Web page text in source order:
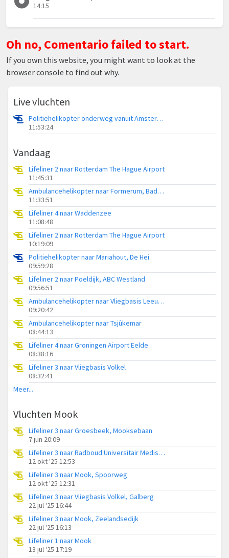
14:15
Oh no, Comentario failed to start.
If you own this website, you might want to look at the
browser console to find out why.
Live vluchten
Politiehelikopter onderweg vanuit Amsterdam Vliegveld Schiphol
11:53:24
Vandaag
Lifeliner 2 naar Rotterdam The Hague Airport
11:45:31
Ambulancehelikopter naar Formerum, Badweg Formerum
11:33:51
Lifeliner 4 naar Waddenzee
11:08:48
Lifeliner 2 naar Rotterdam The Hague Airport
10:19:09
Politiehelikopter naar Mariahout, De Hei
09:59:28
Lifeliner 2 naar Poeldijk, ABC Westland
09:56:51
Ambulancehelikopter naar Vliegbasis Leeuwarden
09:20:42
Ambulancehelikopter naar Tsjûkemar
08:44:13
Lifeliner 4 naar Groningen Airport Eelde
08:38:16
Lifeliner 3 naar Vliegbasis Volkel
08:32:41
Meer...
Vluchten Mook
Lifeliner 3 naar Groesbeek, Mooksebaan
7 jun 20:09
Lifeliner 3 naar Radboud Universitair Medisch Centrum, Everdineweerd
12 okt '25 12:53
Lifeliner 3 naar Mook, Spoorweg
12 okt '25 12:31
Lifeliner 3 naar Vliegbasis Volkel, Galberg
22 jul '25 16:44
Lifeliner 3 naar Mook, Zeelandsedijk
22 jul '25 16:13
Lifeliner 1 naar Mook
13 jul '25 17:19